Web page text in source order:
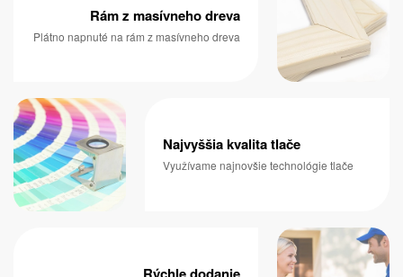
Rám z masívneho dreva
Plátno napnuté na rám z masívneho dreva
Najvyššia kvalita tlače
Využívame najnovšie technológie tlače